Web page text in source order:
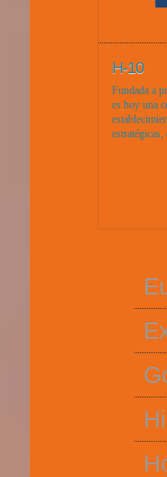
H-10
Fundada a
es hoy una
estratégicas,